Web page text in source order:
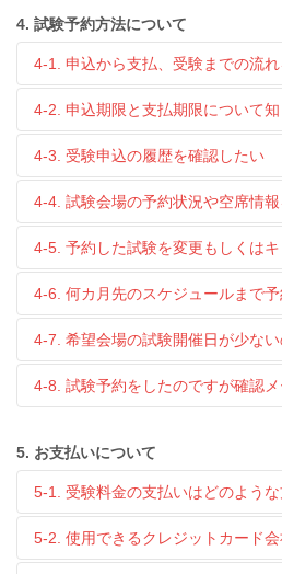
4. 試験予約方法について
4-1. 申込から支払、受験までの流
4-2. 申込期限と支払期限について
4-3. 受験申込の履歴を確認したい
4-4. 試験会場の予約状況や空席情
4-5. 予約した試験を変更もしくは
4-6. 何カ月先のスケジュールまで
4-7. 希望会場の試験開催日が少な
4-8. 試験予約をしたのですが確認
5. お支払いについて
5-1. 受験料金の支払いはどのよう
5-2. 使用できるクレジットカード